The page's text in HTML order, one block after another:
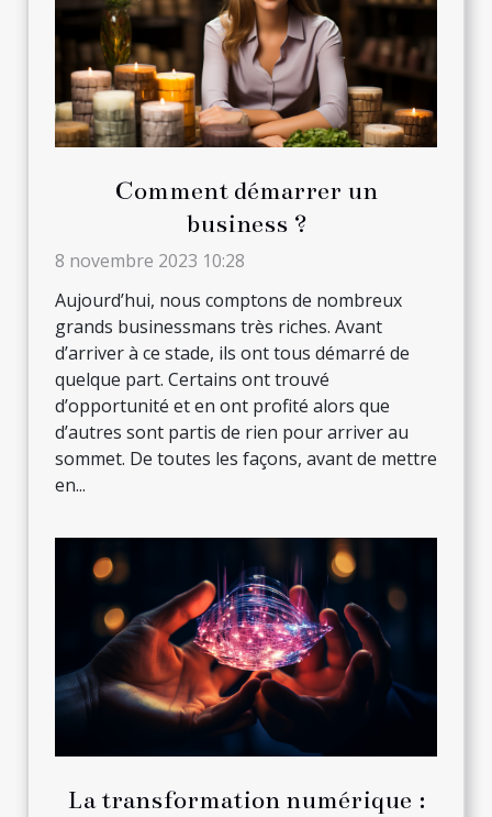
Comment démarrer un
business ?
8 novembre 2023 10:28
Aujourd’hui, nous comptons de nombreux
grands businessmans très riches. Avant
d’arriver à ce stade, ils ont tous démarré de
quelque part. Certains ont trouvé
d’opportunité et en ont profité alors que
d’autres sont partis de rien pour arriver au
sommet. De toutes les façons, avant de mettre
en...
La transformation numérique :